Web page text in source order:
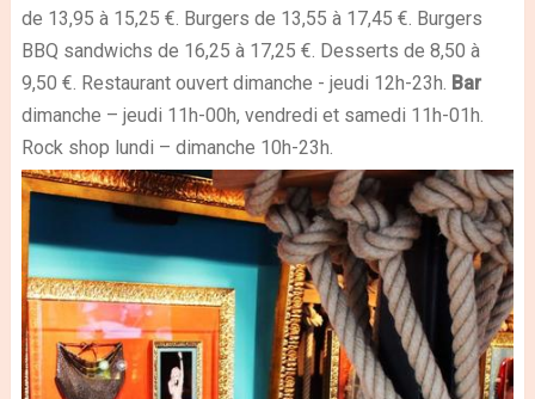
de 13,95 à 15,25 €. Burgers de 13,55 à 17,45 €. Burgers
BBQ sandwichs de 16,25 à 17,25 €. Desserts de 8,50 à
9,50 €. Restaurant ouvert dimanche - jeudi 12h-23h. Bar
dimanche – jeudi 11h-00h, vendredi et samedi 11h-01h.
Rock shop lundi – dimanche 10h-23h.